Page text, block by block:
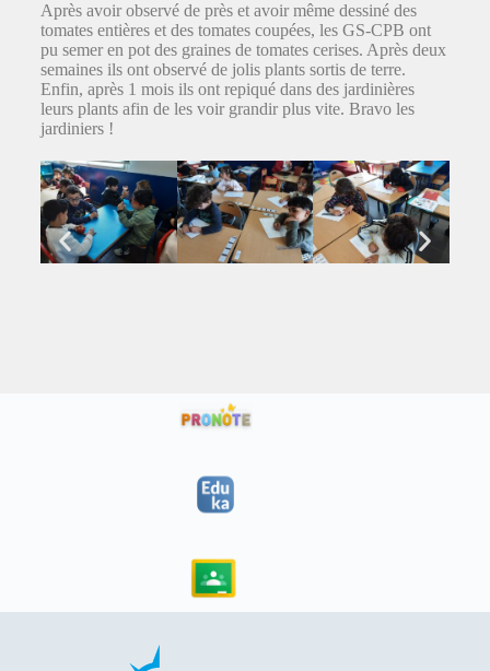
Après avoir observé de près et avoir même dessiné des
tomates entières et des tomates coupées, les GS-CPB ont
pu semer en pot des graines de tomates cerises. Après deux
semaines ils ont observé de jolis plants sortis de terre.
Enfin, après 1 mois ils ont repiqué dans des jardinières
leurs plants afin de les voir grandir plus vite. Bravo les
jardiniers !